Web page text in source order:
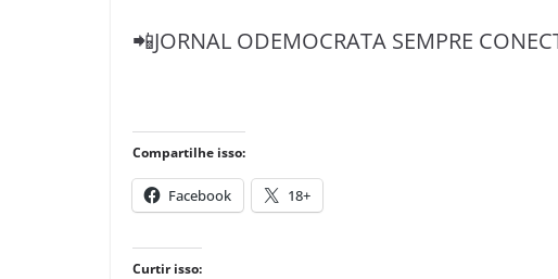
📲JORNAL ODEMOCRATA SEMPRE
Compartilhe isso:
Facebook 18+
Curtir isso: